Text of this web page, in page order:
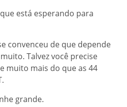
está esperando para
convenceu de que depende
Talvez você precise
muito mais do que as 44
grande.